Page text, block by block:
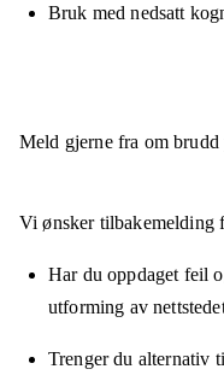
Bruk med nedsatt
Meld gjerne fra om brudd
Vi ønsker tilbakemelding
Har du oppdaget feil
utforming av
Trenger du alternativ